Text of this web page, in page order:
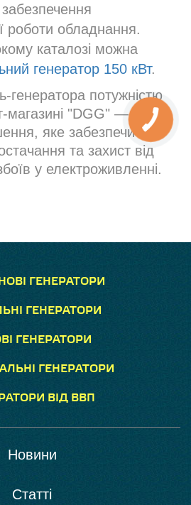
роботи обладнання.
каталозі можна
генератор 150 кВт.
генератора потужністю
магазині "DGG" — це
яке забезпечить
та захист від
у електроживленні.
ГЕНЕРАТОРИ
ГЕНЕРАТОРИ
ГЕНЕРАТОРИ
ГЕНЕРАТОРИ
ВІД ВВП
Новини
Статті